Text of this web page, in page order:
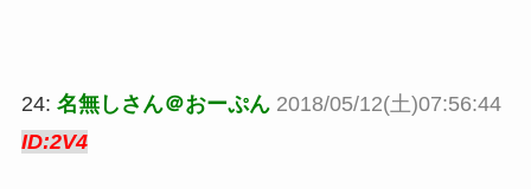
24: 名無しさん＠おーぷん 2018/05/12(土)07:56:44
ID:2V4